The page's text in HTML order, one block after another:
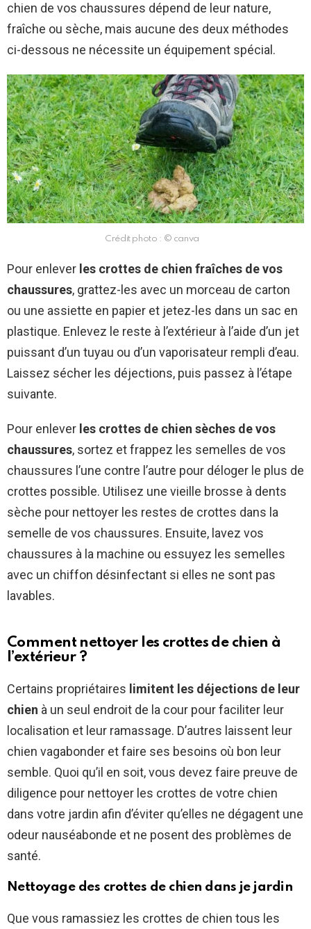
chien de vos chaussures dépend de leur nature,
fraîche ou sèche, mais aucune des deux méthodes
ci-dessous ne nécessite un équipement spécial.
Crédit photo : © canva
Pour enlever les crottes de chien fraîches de vos
chaussures, grattez-les avec un morceau de carton
ou une assiette en papier et jetez-les dans un sac en
plastique. Enlevez le reste à l’extérieur à l’aide d’un jet
puissant d’un tuyau ou d’un vaporisateur rempli d’eau.
Laissez sécher les déjections, puis passez à l’étape
suivante.
Pour enlever les crottes de chien sèches de vos
chaussures, sortez et frappez les semelles de vos
chaussures l’une contre l’autre pour déloger le plus de
crottes possible. Utilisez une vieille brosse à dents
sèche pour nettoyer les restes de crottes dans la
semelle de vos chaussures. Ensuite, lavez vos
chaussures à la machine ou essuyez les semelles
avec un chiffon désinfectant si elles ne sont pas
lavables.
Comment nettoyer les crottes de chien à
l’extérieur ?
Certains propriétaires limitent les déjections de leur
chien à un seul endroit de la cour pour faciliter leur
localisation et leur ramassage. D’autres laissent leur
chien vagabonder et faire ses besoins où bon leur
semble. Quoi qu’il en soit, vous devez faire preuve de
diligence pour nettoyer les crottes de votre chien
dans votre jardin afin d’éviter qu’elles ne dégagent une
odeur nauséabonde et ne posent des problèmes de
santé.
Nettoyage des crottes de chien dans je jardin
Que vous ramassiez les crottes de chien tous les